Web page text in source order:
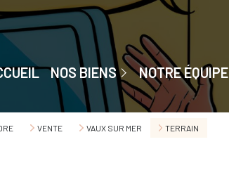
NOS BIENS
Maisons
Appartements
Immeubles
Garages
NOTRE ÉQUIPE
VENTE VAUX SUR MER TERRAIN